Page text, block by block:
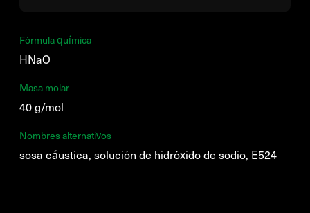
Fórmula química
HNaO
Masa molar
40 g/mol
Nombres alternativos
sosa cáustica, solución de hidróxido de sodio, E524